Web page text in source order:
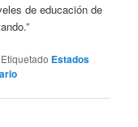
de educación de
Etiquetado Estados